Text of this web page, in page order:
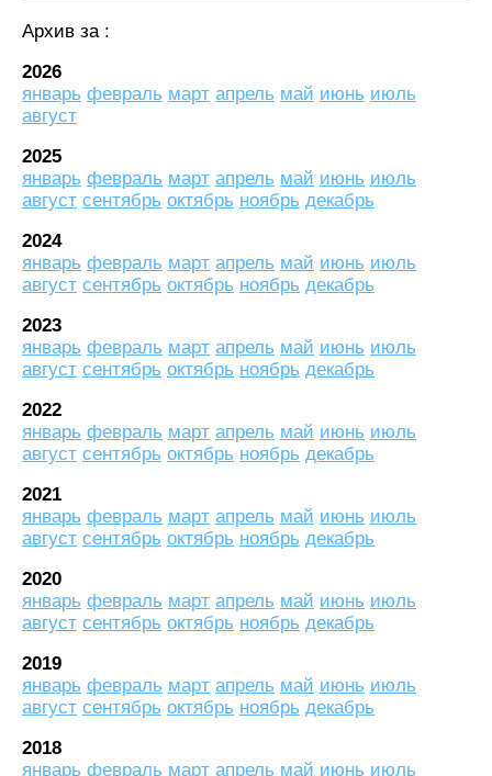
Архив за :
2026
январь февраль март апрель май июнь июль
август
2025
январь февраль март апрель май июнь июль
август сентябрь октябрь ноябрь декабрь
2024
январь февраль март апрель май июнь июль
август сентябрь октябрь ноябрь декабрь
2023
январь февраль март апрель май июнь июль
август сентябрь октябрь ноябрь декабрь
2022
январь февраль март апрель май июнь июль
август сентябрь октябрь ноябрь декабрь
2021
январь февраль март апрель май июнь июль
август сентябрь октябрь ноябрь декабрь
2020
январь февраль март апрель май июнь июль
август сентябрь октябрь ноябрь декабрь
2019
январь февраль март апрель май июнь июль
август сентябрь октябрь ноябрь декабрь
2018
январь февраль март апрель май июнь июль